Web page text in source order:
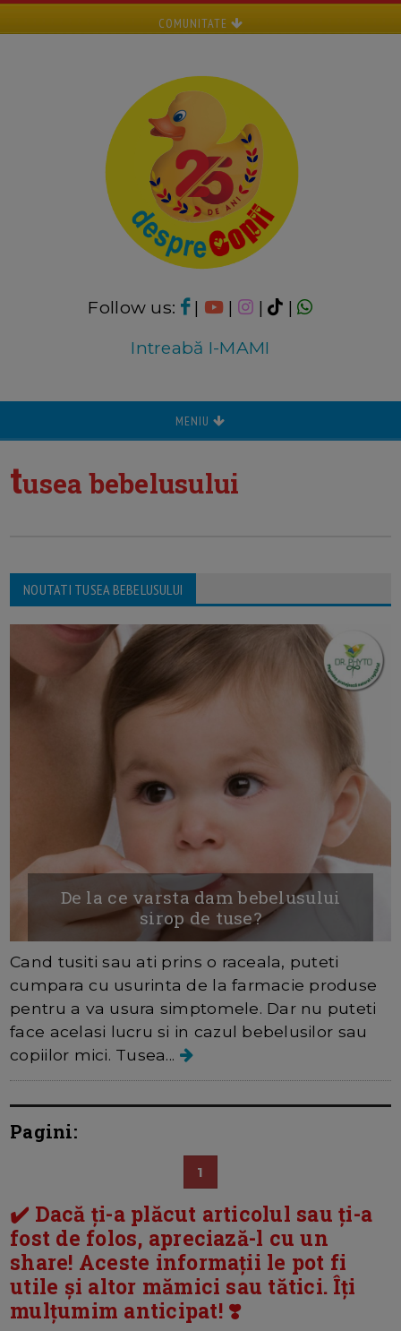
COMUNITATE
Follow us: | | |
|
Intreabă I-MAMI
MENIU
tusea bebelusului
NOUTATI TUSEA BEBELUSULUI
De la ce varsta dam bebelusului
sirop de tuse?
Cand tusiti sau ati prins o raceala, puteti
cumpara cu usurinta de la farmacie produse
pentru a va usura simptomele. Dar nu puteti
face acelasi lucru si in cazul bebelusilor sau
copiilor mici. Tusea...
Pagini:
1
✔️ Dacă ți-a plăcut articolul sau ți-a
fost de folos, apreciază-l cu un
share! Aceste informații le pot fi
utile și altor mămici sau tătici. Îți
mulțumim anticipat! ❣️